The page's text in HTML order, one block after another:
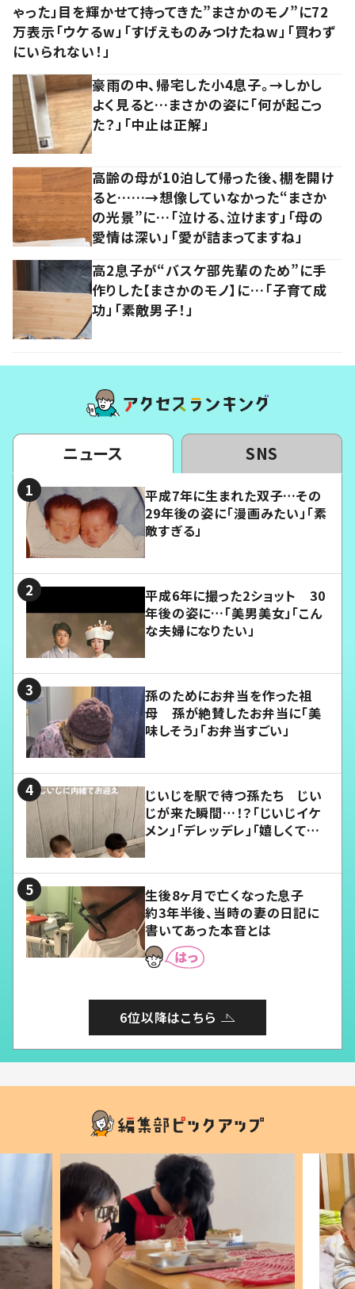
ゃった」目を輝かせて持ってきた”まさかのモノ”に72
万表示「ウケるw」「すげえものみつけたねw」「買わず
にいられない！」
豪雨の中、帰宅した小4息子。→しかし
よく見ると…まさかの姿に「何が起こっ
た？」「中止は正解」
高齢の母が10泊して帰った後、棚を開け
ると……→想像していなかった“まさか
の光景”に…「泣ける、泣けます」「母の
愛情は深い」「愛が詰まってますね」
高2息子が“バスケ部先輩のため”に手
作りした【まさかのモノ】に…「子育て成
功」「素敵男子！」
ニュース SNS
平成7年に生まれた双子…その
29年後の姿に「漫画みたい」「素
敵すぎる」
平成6年に撮った2ショット 30
年後の姿に…「美男美女」「こん
な夫婦になりたい」
孫のためにお弁当を作った祖
母 孫が絶賛したお弁当に「美
味しそう」「お弁当すごい」
じいじを駅で待つ孫たち じい
じが来た瞬間…！？「じいじイケ
メン」「デレッデレ」「嬉しくて可
生後8ヶ月で亡くなった息子
約3年半後、当時の妻の日記に
書いてあった本音とは
6位以降はこちら